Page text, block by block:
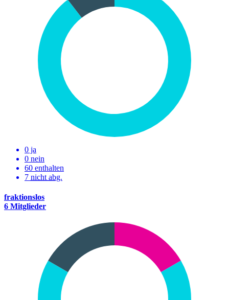
0 ja
0 nein
60 enthalten
7 nicht abg.
fraktionslos
6 Mitglieder